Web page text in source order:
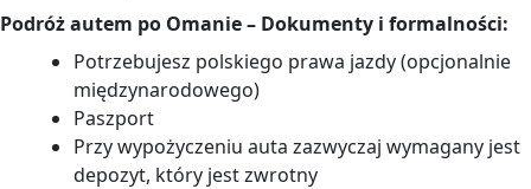
Podróż autem po Omanie – Dokumenty i formalności:
Potrzebujesz polskiego prawa jazdy (opcjonalnie
międzynarodowego)
Paszport
Przy wypożyczeniu auta zazwyczaj wymagany jest
depozyt, który jest zwrotny